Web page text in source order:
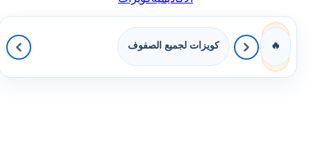
🔥 كويزات لجميع الصفوف